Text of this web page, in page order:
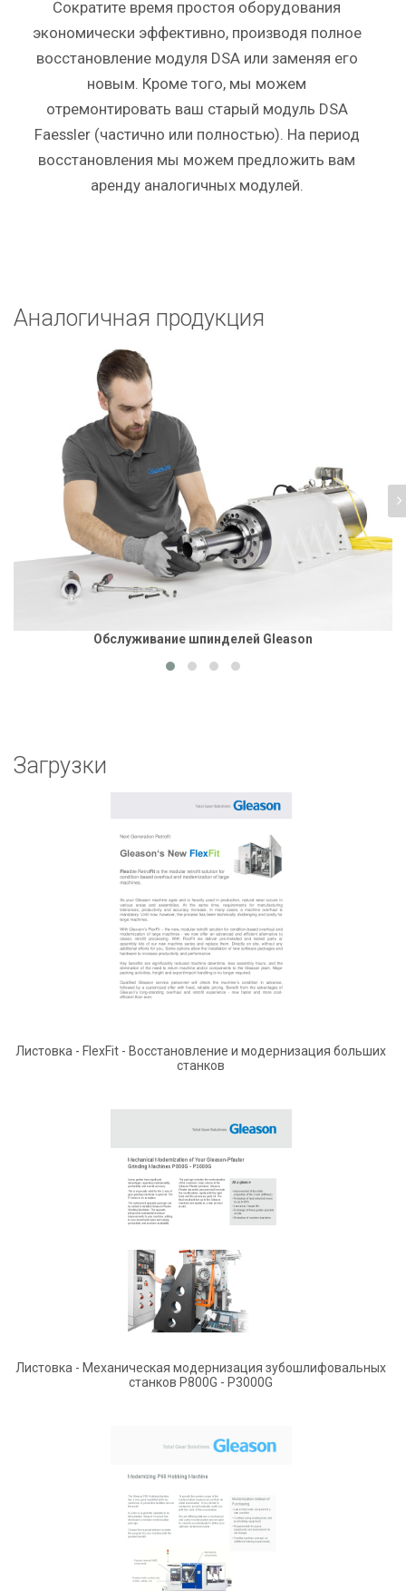
Сократите время простоя оборудования
экономически эффективно, производя полное
восстановление модуля DSA или заменяя его
новым. Кроме того, мы можем
отремонтировать ваш старый модуль DSA
Faessler (частично или полностью). На период
восстановления мы можем предложить вам
аренду аналогичных модулей.
Аналогичная продукция
Обслуживание шпинделей Gleason
Загрузки
Листовка - FlexFit - Восстановление и модернизация больших
станков
Листовка - Механическая модернизация зубошлифовальных
станков P800G - P3000G